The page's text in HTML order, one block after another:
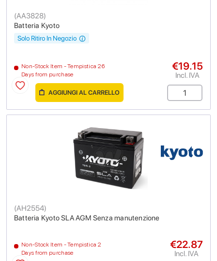
Batteria Kyoto
(AA3828)
Non-Stock Item - Tempistica 26
Days from purchase
Solo Ritiro In Negozio
€19.15
Incl. IVA
AGGIUNGI AL CARRELLO
Batteria Kyoto SLA AGM Senza manutenzione
(AH2554)
Non-Stock Item - Tempistica 2
Days from purchase
€22.87
Incl. IVA